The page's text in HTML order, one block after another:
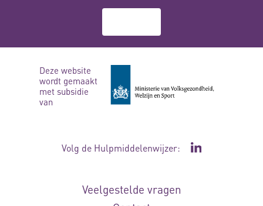
Deze website
wordt gemaakt
met subsidie
van
Volg de Hulpmiddelenwijzer: Ga naar de
Veelgestelde vragen